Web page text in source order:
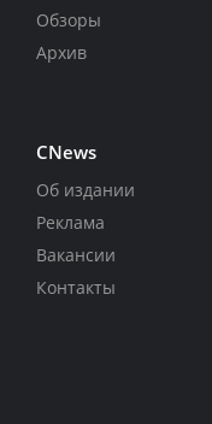
Обзоры
Архив
CNews
Об издании
Реклама
Вакансии
Контакты